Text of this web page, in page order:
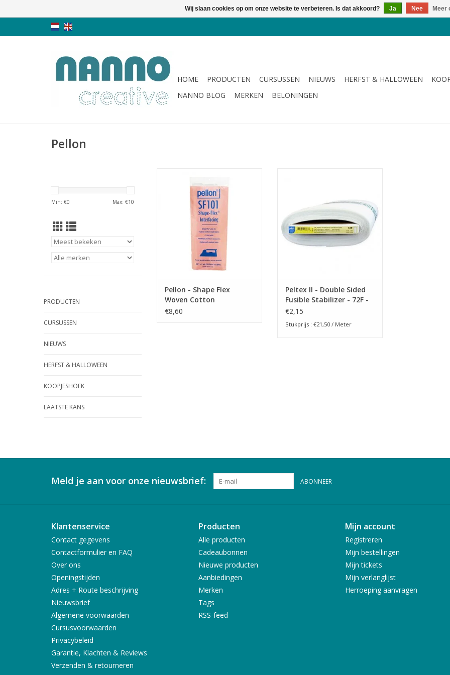
HOME PRODUCTEN CURSUSSEN NIEUWS HERFST & HALLOWEEN
NANNO BLOG
MERKEN BELONINGEN
Pellon
Min: €0 Max: €10
PRODUCTEN
CURSUSSEN
NIEUWS
HERFST & HALLOWEEN
KOOPJESHOEK
LAATSTE KANS
tassen
TOEVOEGEN AAN WINKELWAGEN
Pellon - Shape Flex
Woven Cotton
€8,60
Peltex II - Double Sided
Fusible Stabilizer - 72F -
10 cm
€2,15
Stukprijs : €21,50 / Meter
Meld je aan voor onze nieuwsbrief: ABONNEER
Klantenservice
Contact gegevens
Contactformulier en FAQ
Over ons
Openingstijden
Adres + Route beschrijving
Nieuwsbrief
Algemene voorwaarden
Cursusvoorwaarden
Privacybeleid
Garantie, Klachten & Reviews
Verzenden & retourneren
Producten
Alle producten
Cadeaubonnen
Nieuwe producten
Aanbiedingen
Merken
Tags
RSS-feed
Mijn account
Registreren
Mijn bestellingen
Mijn tickets
Mijn verlanglijst
Herroeping aanvragen
Wij slaan cookies op om onze website te verbeteren. Is dat akkoord? Ja Nee Meer